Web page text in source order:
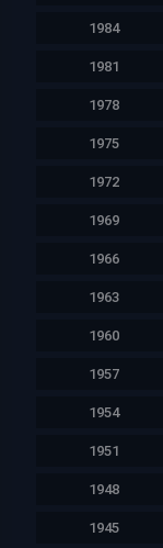
1984
1981
1978
1975
1972
1969
1966
1963
1960
1957
1954
1951
1948
1945